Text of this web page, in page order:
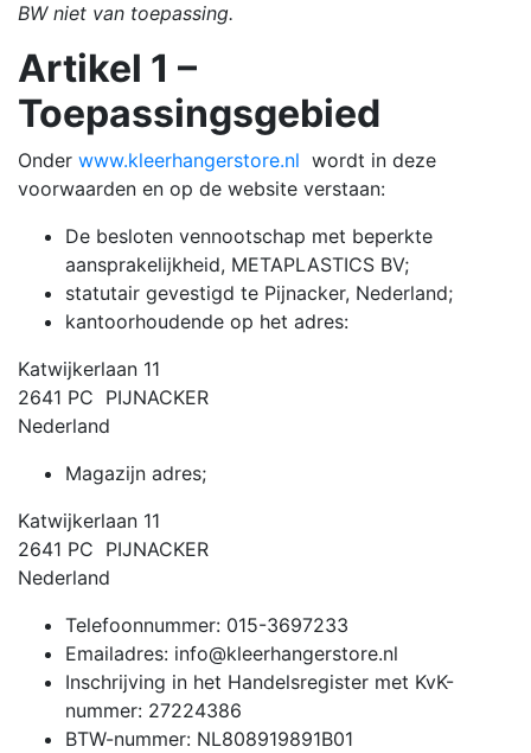
BW niet van toepassing.
Artikel 1 –
Toepassingsgebied
Onder www.kleerhangerstore.nl wordt in deze
voorwaarden en op de website verstaan:
De besloten vennootschap met beperkte
aansprakelijkheid, METAPLASTICS BV;
statutair gevestigd te Pijnacker, Nederland;
kantoorhoudende op het adres:
Katwijkerlaan 11
2641 PC PIJNACKER
Nederland
Magazijn adres;
Katwijkerlaan 11
2641 PC PIJNACKER
Nederland
Telefoonnummer: 015-3697233
Emailadres: info@kleerhangerstore.nl
Inschrijving in het Handelsregister met KvK-
nummer: 27224386
BTW-nummer: NL808919891B01